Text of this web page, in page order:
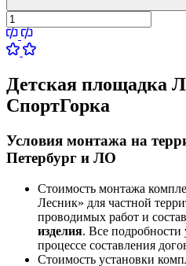
Детская площадка
СпортГорка
Условия монтажа на
Петербург и ЛО
Стоимость монтажа
Лесник» для частной
проводимых работ и
изделия. Все подробности
процессе составления
Стоимость установки